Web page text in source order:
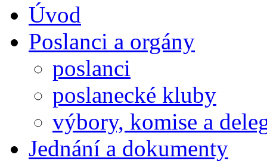
Úvod
Poslanci a orgány
poslanci
poslanecké kluby
výbory, komise a
Jednání a dokumenty